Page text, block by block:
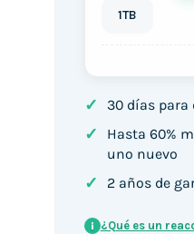
1TB
✓ 30 días para
✓
Hasta 60%
uno nuevo
✓ 2 años de
i ¿Qué es un